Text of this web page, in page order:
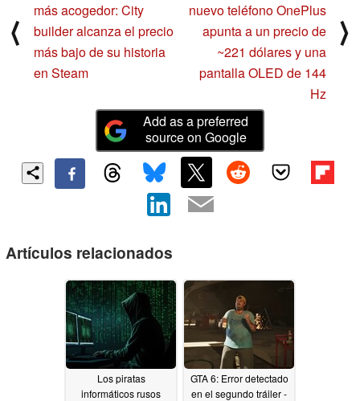
⟨
más acogedor: City
builder alcanza el precio
más bajo de su historia
en Steam
nuevo teléfono OnePlus
apunta a un precio de
~221 dólares y una
pantalla OLED de 144
Hz
⟩
Add as a preferred
source on Google
Artículos relacionados
Los piratas
informáticos rusos
GTA 6: Error detectado
en el segundo tráiler -